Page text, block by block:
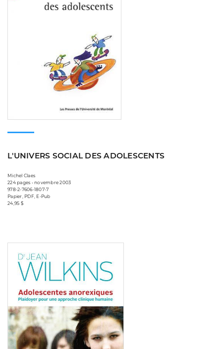
L'UNIVERS SOCIAL DES ADOLESCENTS
Michel Claes
224 pages • novembre 2003
978-2-7606-1807-7
Papier, PDF, E-Pub
24,95 $